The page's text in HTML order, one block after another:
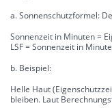
a. Sonnenschutzformel:
Sonnenzeit in Minuten =
LSF = Sonnenzeit in
b. Beispiel:
Helle Haut
bleiben. Laut